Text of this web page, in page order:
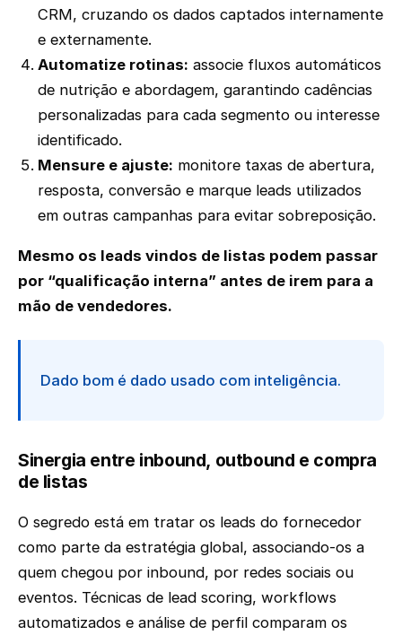
CRM, cruzando os dados captados internamente
e externamente.
Automatize rotinas: associe fluxos automáticos
de nutrição e abordagem, garantindo cadências
personalizadas para cada segmento ou interesse
identificado.
Mensure e ajuste: monitore taxas de abertura,
resposta, conversão e marque leads utilizados
em outras campanhas para evitar sobreposição.
Mesmo os leads vindos de listas podem passar
por “qualificação interna” antes de irem para a
mão de vendedores.
Dado bom é dado usado com inteligência.
Sinergia entre inbound, outbound e compra
de listas
O segredo está em tratar os leads do fornecedor
como parte da estratégia global, associando-os a
quem chegou por inbound, por redes sociais ou
eventos. Técnicas de lead scoring, workflows
automatizados e análise de perfil comparam os